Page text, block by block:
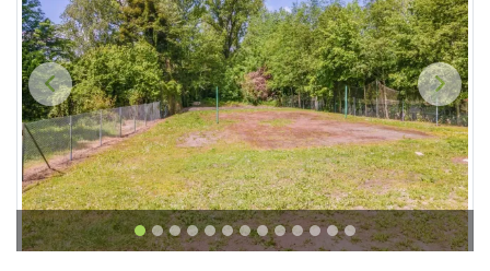
Předchozí Další